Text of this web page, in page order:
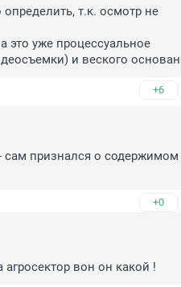
т.к. осмотр не
это уже процессуальное
и веского
+6
сам признался о содержимом
+0
вон он какой !